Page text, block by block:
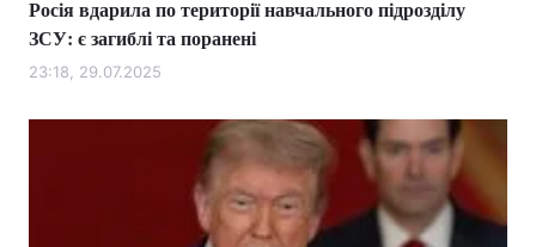
Росія вдарила по території навчального підрозділу
ЗСУ: є загиблі та поранені
23:18, 29.07.2025